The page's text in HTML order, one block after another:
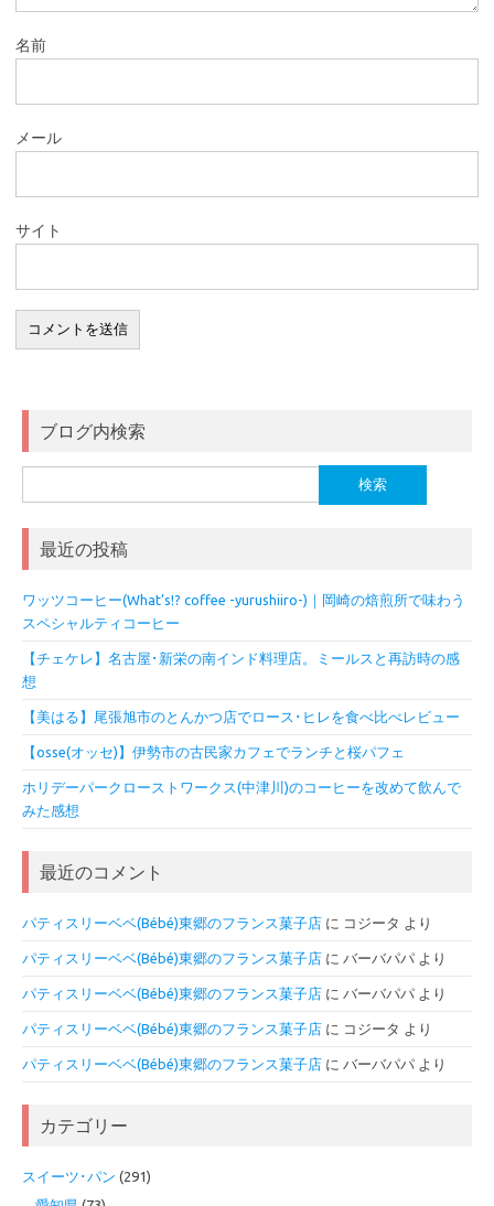
名前
メール
サイト
ブログ内検索
索:
最近の投稿
ワッツコーヒー(What’s!? coffee -yurushiiro-)｜岡崎の焙煎所で味わう
スペシャルティコーヒー
【チェケレ】名古屋･新栄の南インド料理店。ミールスと再訪時の感
想
【美はる】尾張旭市のとんかつ店でロース･ヒレを食べ比べレビュー
【osse(オッセ)】伊勢市の古民家カフェでランチと桜パフェ
ホリデーパークローストワークス(中津川)のコーヒーを改めて飲んで
みた感想
最近のコメント
パティスリーベベ(Bébé)東郷のフランス菓子店 に コジータ より
パティスリーベベ(Bébé)東郷のフランス菓子店 に バーバパパ より
パティスリーベベ(Bébé)東郷のフランス菓子店 に バーバパパ より
パティスリーベベ(Bébé)東郷のフランス菓子店 に コジータ より
パティスリーベベ(Bébé)東郷のフランス菓子店 に バーバパパ より
カテゴリー
スイーツ･パン (291)